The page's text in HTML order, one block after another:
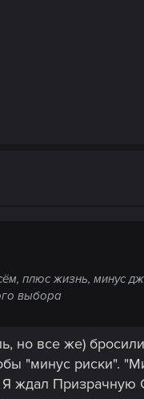
плюс жизнь, минус
выбора
но все же)
"минус риски".
Я ждал